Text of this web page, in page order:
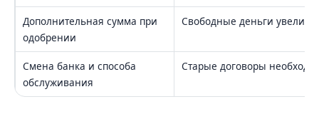
Дополнительная сумма при
одобрении
Свободные деньги
Смена банка и способа
обслуживания
Старые договоры